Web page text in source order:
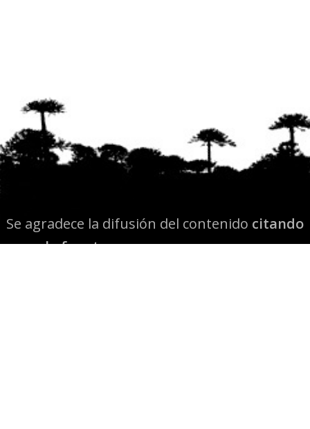
Se agradece la difusión del contenido citando
la fuente www.mapuexpress.org